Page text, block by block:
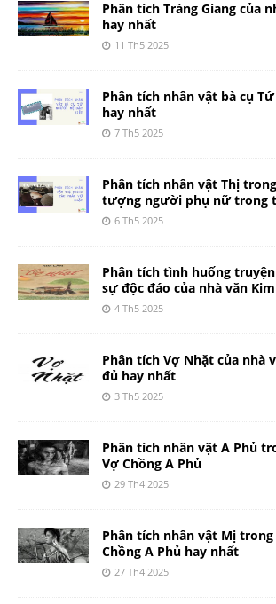
Phân tích Tràng Giang của
hay nhất
11 Th5 2025
Phân tích nhân vật bà cụ
hay nhất
7 Th5 2025
Phân tích nhân vật Thị
tượng người phụ nữ trong
6 Th5 2025
Phân tích tình huống
sự độc đáo của nhà văn
4 Th5 2025
Phân tích Vợ Nhặt của nhà
đủ hay nhất
3 Th5 2025
Phân tích nhân vật A Phủ
Vợ Chồng A Phủ
29 Th4 2025
Phân tích nhân vật Mị
Chồng A Phủ hay nhất
27 Th4 2025